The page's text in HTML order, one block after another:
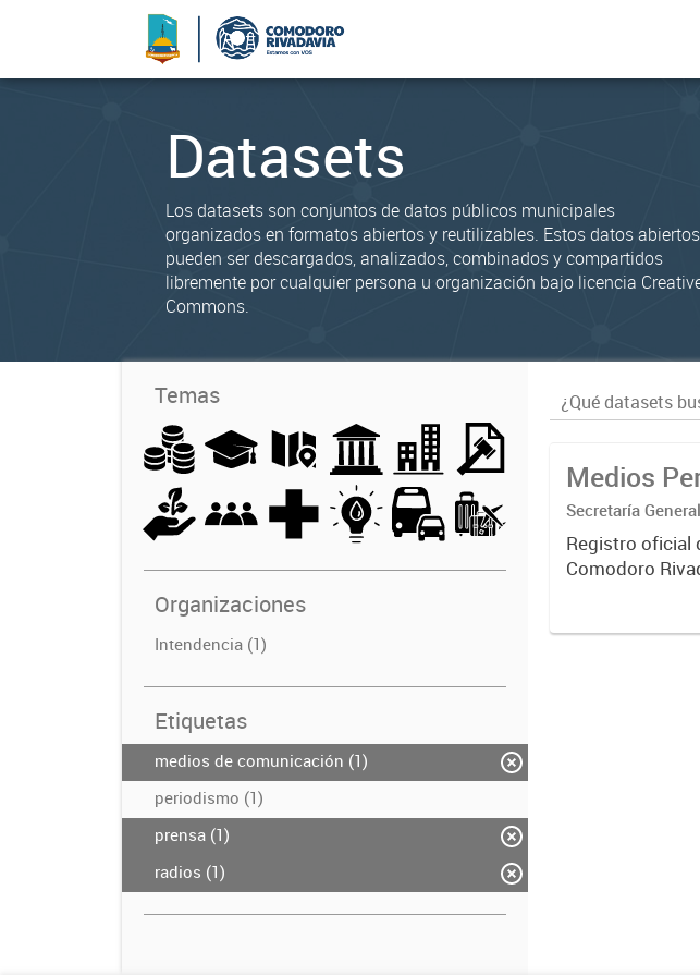
Datasets
Los datasets son conjuntos de datos públicos municipales
organizados en formatos abiertos y reutilizables. Estos datos abiertos
pueden ser descargados, analizados, combinados y compartidos
libremente por cualquier persona u organización bajo licencia
Commons.
Temas
Organizaciones
Intendencia (1)
Etiquetas
medios de comunicación (1)
periodismo (1)
prensa (1)
radios (1)
Medios
Secretaría
Registro oficial
Comodoro